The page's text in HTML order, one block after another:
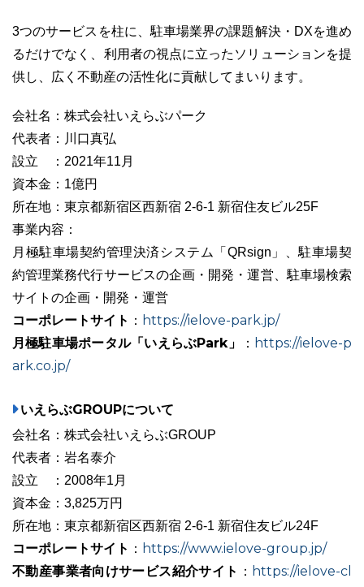
3つのサービスを柱に、駐車場業界の課題解決・DXを進め
るだけでなく、利用者の視点に立ったソリューションを提
供し、広く不動産の活性化に貢献してまいります。
会社名：株式会社いえらぶパーク
代表者：川口真弘
設立 ：2021年11月
資本金：1億円
所在地：東京都新宿区西新宿 2-6-1 新宿住友ビル25F
事業内容：
月極駐車場契約管理決済システム「QRsign」、駐車場契
約管理業務代行サービスの企画・開発・運営、駐車場検索
サイトの企画・開発・運営
コーポレートサイト ： https://ielove-park.jp/
月極駐車場ポータル「いえらぶPark」
： https://ielove-p
ark.co.jp/
いえらぶGROUPについて
会社名：株式会社いえらぶGROUP
代表者：岩名泰介
設立 ：2008年1月
資本金：3,825万円
所在地：東京都新宿区西新宿 2-6-1 新宿住友ビル24F
コーポレートサイト ： https://www.ielove-group.jp/
不動産事業者向けサービス紹介サイト
： https://ielove-cl